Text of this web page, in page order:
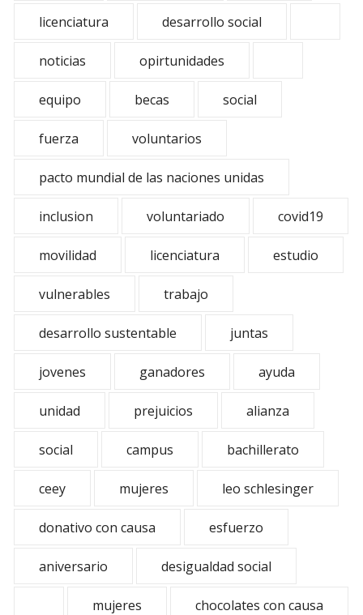
licenciatura desarrollo social
noticias opirtunidades
equipo becas social
fuerza voluntarios
pacto mundial de las naciones unidas
inclusion voluntariado covid19
movilidad licenciatura estudio
vulnerables trabajo
desarrollo sustentable juntas
jovenes ganadores ayuda
unidad prejuicios alianza
social campus bachillerato
ceey mujeres leo schlesinger
donativo con causa esfuerzo
aniversario desigualdad social
mujeres chocolates con causa